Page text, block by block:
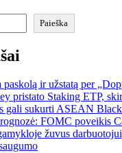
Paieška
ir užstatą per
pristato Staking ETP,
gali sukurti ASEAN
FOMC poveikis
žuvus